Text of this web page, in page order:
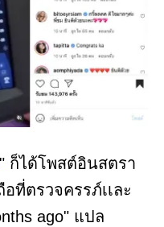
" ก็ได้โพสต์อินสตรา
ที่ตรวจครรภ์เเละ
ago" แปล